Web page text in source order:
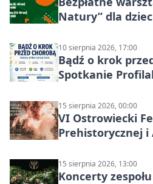
Natury” dla
10 sierpnia 2026, 17:00
Bądź o krok
Spotkanie
15 sierpnia 2026, 00:00
VI Ostrowiecki
Prehistorycznej i
15 sierpnia 2026, 13:00
Koncerty